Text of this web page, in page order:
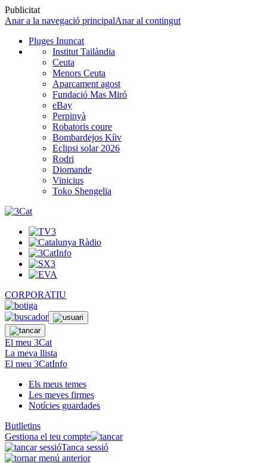
Publicitat
Anar a la navegació principalAnar al contingut
Pluges Inuncat
Institut Tailàndia
Ceuta
Menors Ceuta
Aparcament agost
Fundació Mas Miró
eBay
Perpinyà
Robatoris coure
Bombardejos Kíiv
Eclipsi solar 2026
Rodri
Diomande
Vinicius
Toko Shengelia
CORPORATIU
El meu 3Cat
La meva llista
El meu 3CatInfo
Els meus temes
Les meves firmes
Notícies guardades
Butlletins
Gestiona el teu compte
Tanca sessió